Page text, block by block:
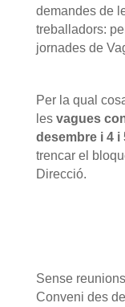
demandes de
treballadors:
jornades de
Per la qual
les vagues
desembre i 4 i
trencar el
Direcció.
Sense
Conveni des